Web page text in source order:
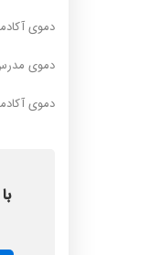
دموی
دموی
دموی